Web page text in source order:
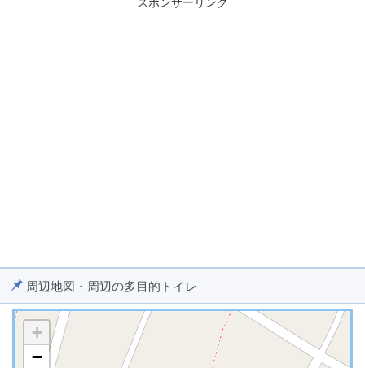
周辺地図・周辺の多目的トイレ
+
−